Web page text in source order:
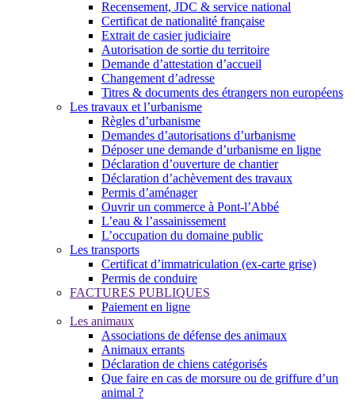
Recensement, JDC & service national
Certificat de nationalité française
Extrait de casier judiciaire
Autorisation de sortie du territoire
Demande d’attestation d’accueil
Changement d’adresse
Titres & documents des étrangers non européens
Les travaux et l’urbanisme
Règles d’urbanisme
Demandes d’autorisations d’urbanisme
Déposer une demande d’urbanisme en ligne
Déclaration d’ouverture de chantier
Déclaration d’achèvement des travaux
Permis d’aménager
Ouvrir un commerce à Pont-l’Abbé
L’eau & l’assainissement
L’occupation du domaine public
Les transports
Certificat d’immatriculation (ex-carte grise)
Permis de conduire
FACTURES PUBLIQUES
Paiement en ligne
Les animaux
Associations de défense des animaux
Animaux errants
Déclaration de chiens catégorisés
Que faire en cas de morsure ou de griffure d’un
animal ?